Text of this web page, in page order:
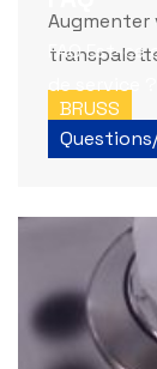
BRUSS
FAQ Est-
de service ?